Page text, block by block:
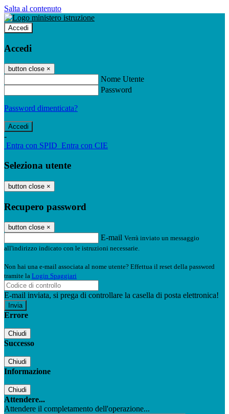
Salta al contenuto
Accedi
Accedi
button close ×
Nome Utente
Password
Password dimenticata?
-
Entra con SPID Entra con CIE
Seleziona utente
button close ×
Recupero password
button close ×
E-mail Verrà inviato un messaggio
all'indirizzo indicato con le istruzioni necessarie.
Non hai una e-mail associata al nome utente? Effettua il reset della password
tramite la Login Spaggiari
E-mail inviata, si prega di controllare la casella di posta elettronica!
Errore
Chiudi
Successo
Chiudi
Informazione
Chiudi
Attendere...
Attendere il completamento dell'operazione...